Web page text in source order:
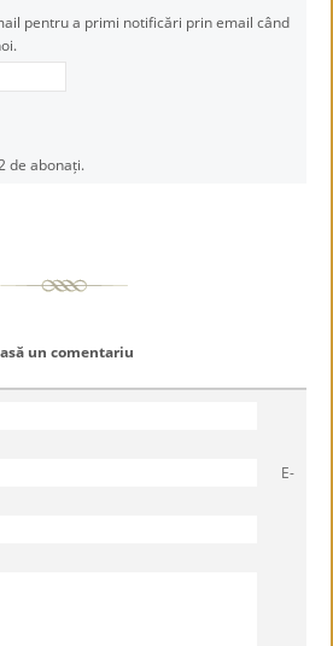
pentru a primi notificări prin email când
de abonați.
un comentariu
E-